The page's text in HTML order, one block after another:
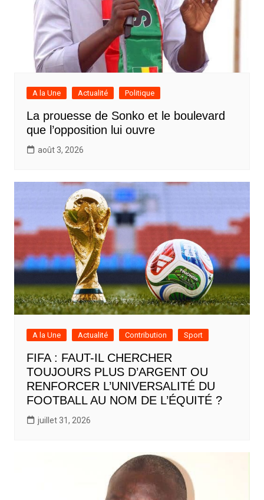
A la Une Actualité Politique
La prouesse de Sonko et le boulevard
que l’opposition lui ouvre
août 3, 2026
A la Une Actualité Contribution Sport
FIFA : FAUT-IL CHERCHER
TOUJOURS PLUS D’ARGENT OU
RENFORCER L’UNIVERSALITÉ DU
FOOTBALL AU NOM DE L’ÉQUITÉ ?
juillet 31, 2026